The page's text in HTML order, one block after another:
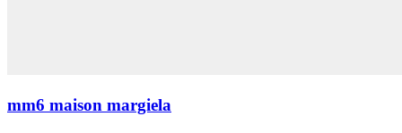
mm6 maison margiela